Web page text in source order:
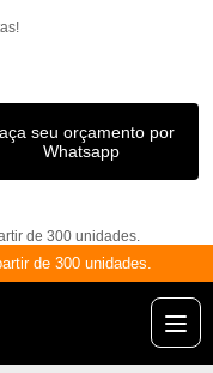
seu orçamento por
Whatsapp
de 300 unidades.
de 300 unidades.